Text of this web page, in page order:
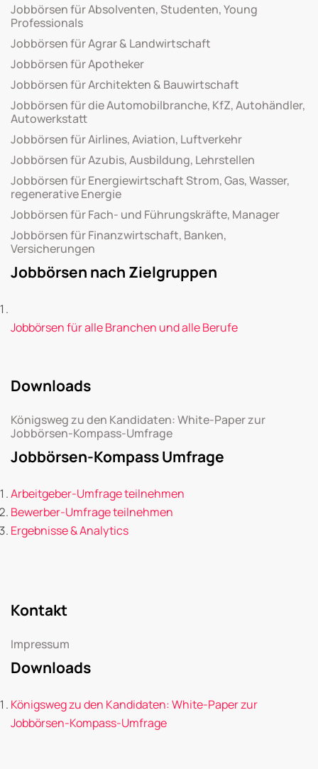
Jobbörsen für Absolventen, Studenten, Young
Professionals
Jobbörsen für Agrar & Landwirtschaft
Jobbörsen für Apotheker
Jobbörsen für Architekten & Bauwirtschaft
Jobbörsen für die Automobilbranche, KfZ, Autohändler,
Autowerkstatt
Jobbörsen für Airlines, Aviation, Luftverkehr
Jobbörsen für Azubis, Ausbildung, Lehrstellen
Jobbörsen für Energiewirtschaft Strom, Gas, Wasser,
regenerative Energie
Jobbörsen für Fach- und Führungskräfte, Manager
Jobbörsen für Finanzwirtschaft, Banken,
Versicherungen
Jobbörsen nach Zielgruppen
Jobbörsen für alle Branchen und alle Berufe
Downloads
Königsweg zu den Kandidaten: White-Paper zur
Jobbörsen-Kompass-Umfrage
Jobbörsen-Kompass Umfrage
Arbeitgeber-Umfrage teilnehmen
Bewerber-Umfrage teilnehmen
Ergebnisse & Analytics
Kontakt
Impressum
Downloads
Königsweg zu den Kandidaten: White-Paper zur
Jobbörsen-Kompass-Umfrage